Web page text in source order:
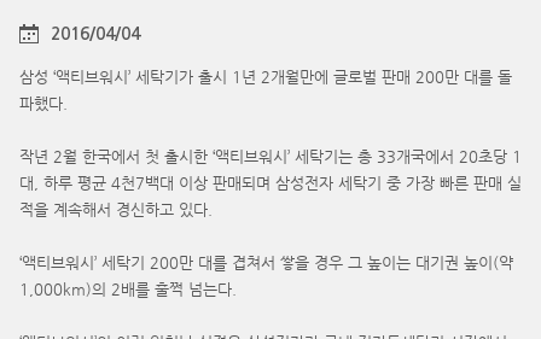
2016/04/04
삼성 ‘액티브워시’ 세탁기가 출시 1년 2개월만에 글로벌 판매 200만 대를 돌
파했다.
작년 2월 한국에서 첫 출시한 ‘액티브워시’ 세탁기는 총 33개국에서 20초당 1
대, 하루 평균 4천7백대 이상 판매되며 삼성전자 세탁기 중 가장 빠른 판매 실
적을 계속해서 경신하고 있다.
‘액티브워시’ 세탁기 200만 대를 겹쳐서 쌓을 경우 그 높이는 대기권 높이(약
1,000km)의 2배를 훌쩍 넘는다.